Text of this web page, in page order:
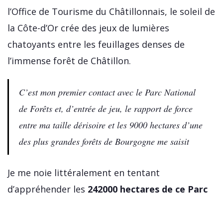
l’Office de Tourisme du Châtillonnais, le soleil de
la Côte-d’Or crée des jeux de lumières
chatoyants entre les feuillages denses de
l’immense forêt de Châtillon.
C’est mon premier contact avec le Parc National
de Forêts et, d’entrée de jeu, le rapport de force
entre ma taille dérisoire et les 9000 hectares d’une
des plus grandes forêts de Bourgogne me saisit
Je me noie littéralement en tentant
d’appréhender les 242000 hectares de ce Parc